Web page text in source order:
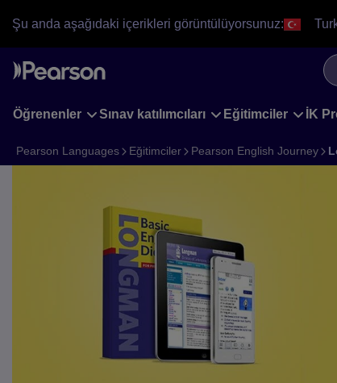
to
Şu anda aşağıdaki içerikleri görüntülüyorsunuz:
Öğrenenler Sınav katılımcıları Eğitimciler İK
Pearson Languages Eğitimciler Pearson English Journey